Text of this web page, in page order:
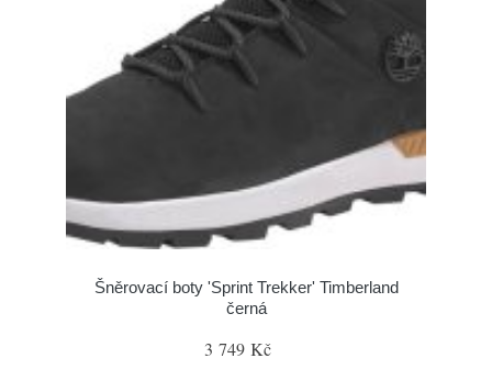
Šněrovací boty 'Sprint Trekker' Timberland
černá
3 749 Kč